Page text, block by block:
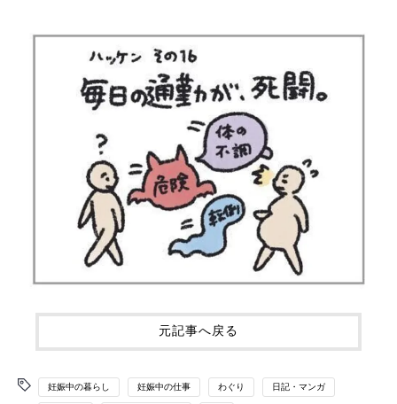
元記事へ戻る
妊娠中の暮らし 妊娠中の仕事 わぐり 日記・マンガ